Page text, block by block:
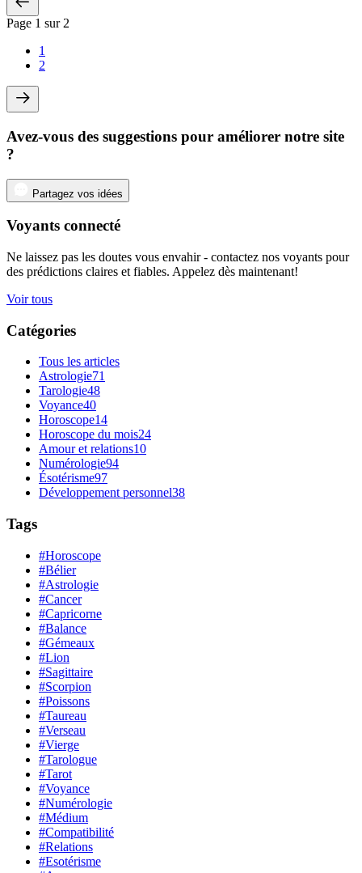
Page 1 sur 2
1
2
Avez-vous des suggestions pour améliorer notre site
?
Partagez vos idées
Voyants connecté
Ne laissez pas les doutes vous envahir - contactez nos voyants pour
des prédictions claires et fiables. Appelez dès maintenant!
Voir tous
Catégories
Tous les articles
Astrologie71
Tarologie48
Voyance40
Horoscope14
Horoscope du mois24
Amour et relations10
Numérologie94
Ésotérisme97
Développement personnel38
Tags
#Horoscope
#Bélier
#Astrologie
#Cancer
#Capricorne
#Balance
#Gémeaux
#Lion
#Sagittaire
#Scorpion
#Poissons
#Taureau
#Verseau
#Vierge
#Tarologue
#Tarot
#Voyance
#Numérologie
#Médium
#Compatibilité
#Relations
#Esotérisme